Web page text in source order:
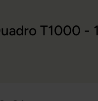
T1000 -